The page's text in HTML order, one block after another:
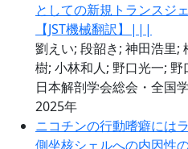
としての新規トランスジ
【JST機械翻訳】|||
劉えい; 段韶き; 神田浩里;
樹; 小林和人; 野口光一;
日本解剖学会総会・全国
2025年
ニコチンの行動嗜癖には
側坐核シェルへの内因性